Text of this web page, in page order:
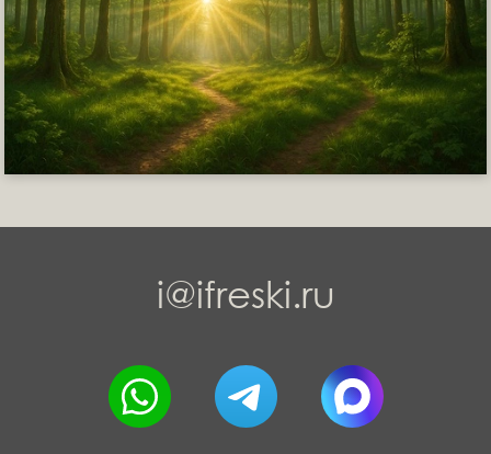
i@ifreski.ru